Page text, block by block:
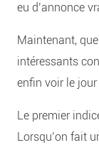
eu d’annonce
Maintenant,
intéressants
enfin voir le jour
Le premier
Lorsqu’on fait